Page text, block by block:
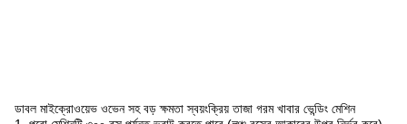
ডাবল মাইক্রোওয়েভ ওভেন সহ বড় ক্ষমতা স্বয়ংক্রিয় তাজা গরম খাবার ভেন্ডিং মেশিন